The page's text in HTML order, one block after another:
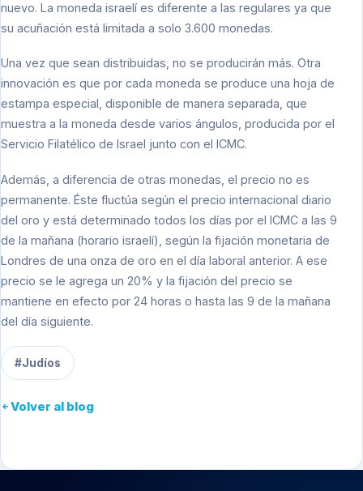
nuevo. La moneda israelí es diferente a las regulares ya que
su acuñación está limitada a solo 3.600 monedas.
Una vez que sean distribuidas, no se producirán más. Otra
innovación es que por cada moneda se produce una hoja de
estampa especial, disponible de manera separada, que
muestra a la moneda desde varios ángulos, producida por el
Servicio Filatélico de Israel junto con el ICMC.
Además, a diferencia de otras monedas, el precio no es
permanente. Éste fluctúa según el precio internacional diario
del oro y está determinado todos los días por el ICMC a las 9
de la mañana (horario israelí), según la fijación monetaria de
Londres de una onza de oro en el día laboral anterior. A ese
precio se le agrega un 20% y la fijación del precio se
mantiene en efecto por 24 horas o hasta las 9 de la mañana
del día siguiente.
#Judíos
Volver al blog